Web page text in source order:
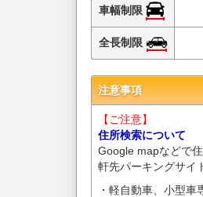
車幅制限
全長制限
注意事項
【ご注意】
住所検索について
Google mapなどで
軒先パーキングサイ
・軽自動車、小型車